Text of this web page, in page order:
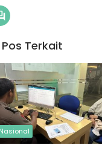
Pos Terkait
Nasional